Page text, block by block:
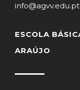
info@agvv.edu.pt
ESCOLA
ARAÚJO